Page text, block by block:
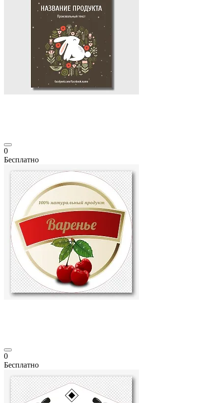
0
Бесплатно
0
Бесплатно